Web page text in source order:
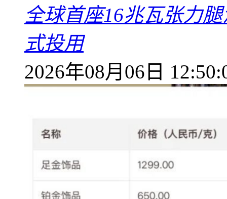
全球首座16兆瓦张力
式投用
2026年08月06日